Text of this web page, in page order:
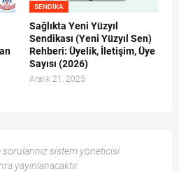
SENDIKA
Sağlıkta Yeni Yüzyıl
Sendikası (Yeni Yüzyıl Sen)
Rehberi: Üyelik, İletişim, Üye
Sayısı (2026)
Aralık 21, 2025
sistem yöneticisi
yayınlanacaktır.